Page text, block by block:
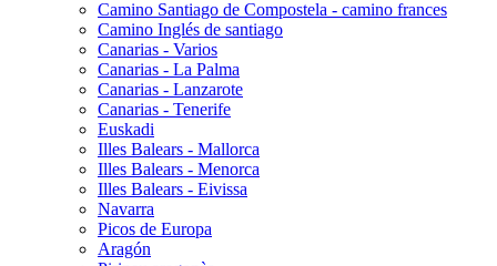
Camino Santiago de Compostela - camino frances
Camino Inglés de santiago
Canarias - Varios
Canarias - La Palma
Canarias - Lanzarote
Canarias - Tenerife
Euskadi
Illes Balears - Mallorca
Illes Balears - Menorca
Illes Balears - Eivissa
Navarra
Picos de Europa
Aragón